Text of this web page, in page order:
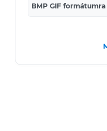
BMP GIF formátumra